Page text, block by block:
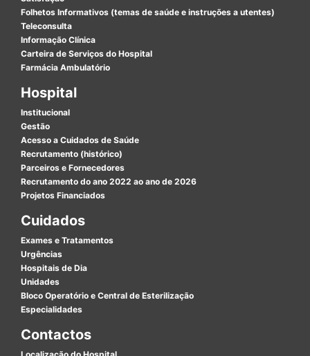
Folhetos Informativos (temas de saúde e instruções a utentes)
Teleconsulta
Informação Clínica
Carteira de Serviços do Hospital
Farmácia Ambulatório
Hospital
Institucional
Gestão
Acesso a Cuidados de Saúde
Recrutamento (histórico)
Parceiros e Fornecedores
Recrutamento do ano 2022 ao ano de 2026
Projetos Financiados
Cuidados
Exames e Tratamentos
Urgências
Hospitais de Dia
Unidades
Bloco Operatório e Central de Esterilização
Especialidades
Contactos